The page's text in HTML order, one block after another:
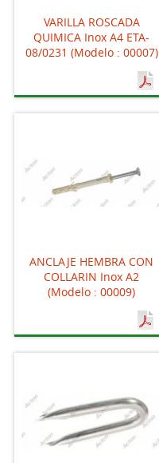
VARILLA ROSCADA
QUIMICA Inox A4 ETA-
08/0231 (Modelo : 00007)
ANCLAJE HEMBRA CON
COLLARIN Inox A2
(Modelo : 00009)